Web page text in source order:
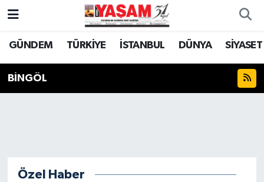
GÜNDEM TÜRKİYE İSTANBUL DÜNYA SİYASET
BİNGÖL
Özel Haber